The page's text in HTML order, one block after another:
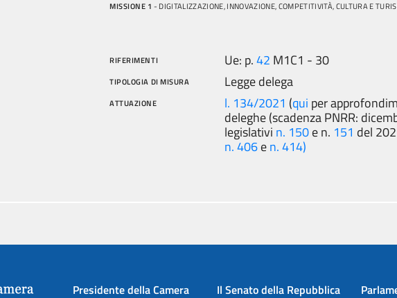
MISSIONE 1 - DIGITALIZZAZIONE, INNOVAZIONE, COMPETITIVITÀ, CULTURA E
RIFERIMENTI Ue: p.42 M1C1 - 30
TIPOLOGIA DI MISURA Legge delega
ATTUAZIONE l. 134/2021 (qui per
deleghe (scadenza PNRR:
legislativi n. 150e n. 151 del
n. 406en. 414)
Presidente della Camera Il Senato della Repubblica